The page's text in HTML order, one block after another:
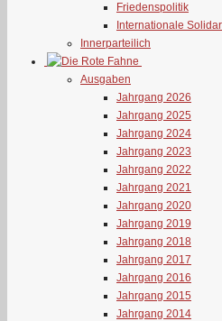
Friedenspolitik
Internationale
Innerparteilich
Ausgaben
Jahrgang 2026
Jahrgang 2025
Jahrgang 2024
Jahrgang 2023
Jahrgang 2022
Jahrgang 2021
Jahrgang 2020
Jahrgang 2019
Jahrgang 2018
Jahrgang 2017
Jahrgang 2016
Jahrgang 2015
Jahrgang 2014